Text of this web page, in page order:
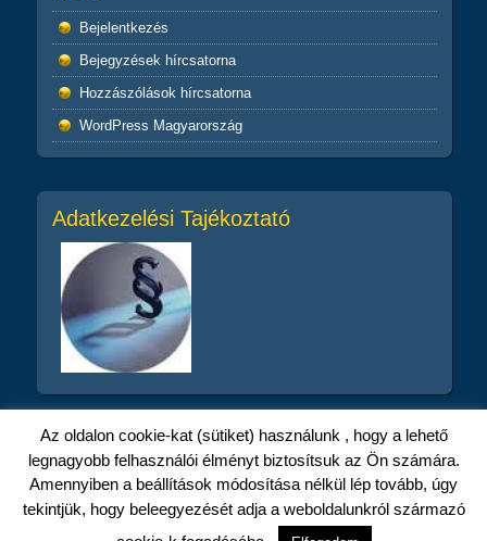
Bejelentkezés
Bejegyzések hírcsatorna
Hozzászólások hírcsatorna
WordPress Magyarország
Adatkezelési Tajékoztató
© KISZ Központi Művészegyüttes
Az oldalon cookie-kat (sütiket) használunk , hogy a lehető
legnagyobb felhasználói élményt biztosítsuk az Ön számára.
Amennyiben a beállítások módosítása nélkül lép tovább, úgy
tekintjük, hogy beleegyezését adja a weboldalunkról származó